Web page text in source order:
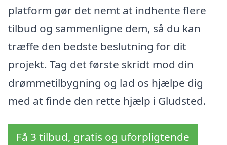
platform gør det nemt at indhente flere
tilbud og sammenligne dem, så du kan
træffe den bedste beslutning for dit
projekt. Tag det første skridt mod din
drømmetilbygning og lad os hjælpe dig
med at finde den rette hjælp i Gludsted.
Få 3 tilbud, gratis og uforpligtende